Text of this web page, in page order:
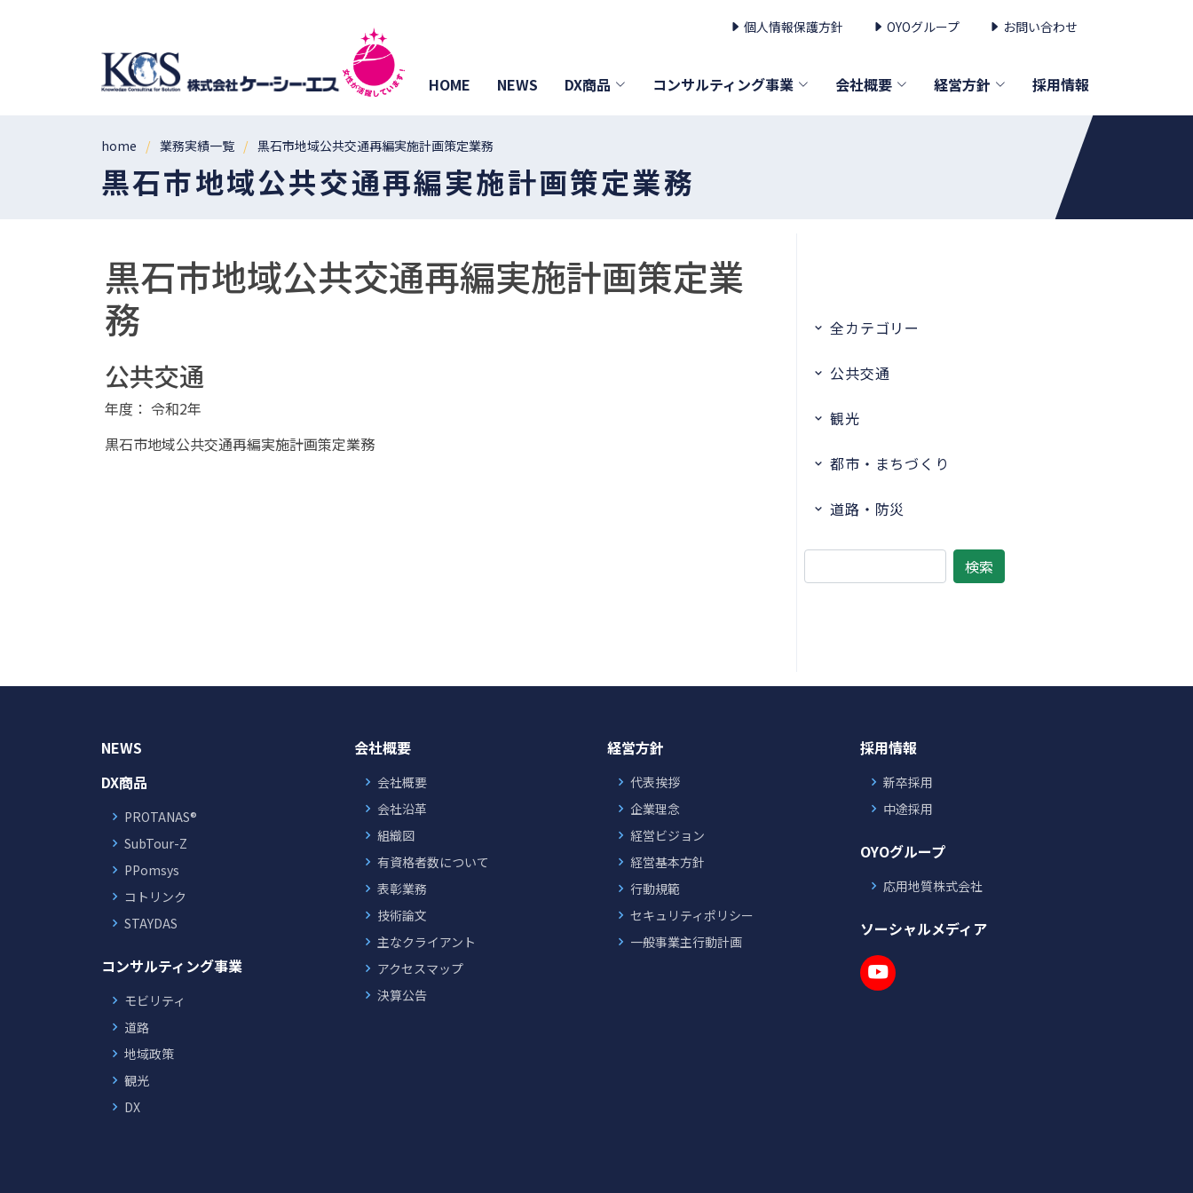
個人情報保護方針 OYOグループ お問い合わせ
HOME NEWS DX商品 コンサルティング事業 会社概要 経営方針 採用情報
home 業務実績一覧 黒石市地域公共交通再編実施計画策定業務
黒石市地域公共交通再編実施計画策定業務
黒石市地域公共交通再編実施計画策定業
務
公共交通
年度： 令和2年
黒石市地域公共交通再編実施計画策定業務
全カテゴリー
公共交通
観光
都市・まちづくり
道路・防災
NEWS
DX商品
PROTANAS®
SubTour-Z
PPomsys
コトリンク
STAYDAS
コンサルティング事業
モビリティ
道路
地域政策
観光
DX
会社概要
会社概要
会社沿革
組織図
有資格者数について
表彰業務
技術論文
主なクライアント
アクセスマップ
決算公告
経営方針
代表挨拶
企業理念
経営ビジョン
経営基本方針
行動規範
セキュリティポリシー
一般事業主行動計画
採用情報
新卒採用
中途採用
OYOグループ
応用地質株式会社
ソーシャルメディア